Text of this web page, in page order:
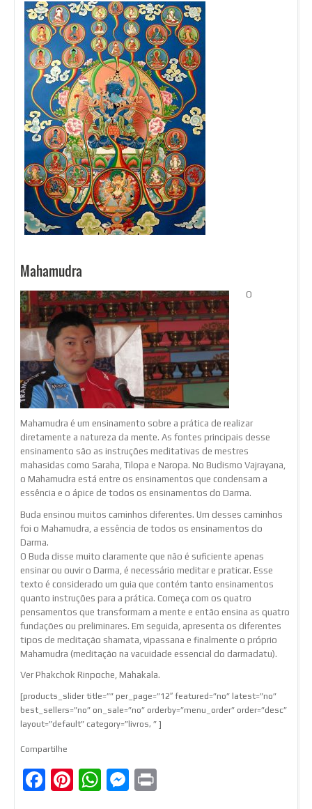
Mahamudra
O
Mahamudra é um ensinamento sobre a prática de realizar
diretamente a natureza da mente. As fontes principais desse
ensinamento são as instruções meditativas de mestres
mahasidas como Saraha, Tilopa e Naropa. No Budismo Vajrayana,
o Mahamudra está entre os ensinamentos que condensam a
essência e o ápice de todos os ensinamentos do Darma.
Buda ensinou muitos caminhos diferentes. Um desses caminhos
foi o Mahamudra, a essência de todos os ensinamentos do
Darma.
O Buda disse muito claramente que não é suficiente apenas
ensinar ou ouvir o Darma, é necessário meditar e praticar. Esse
texto é considerado um guia que contém tanto ensinamentos
quanto instruções para a prática. Começa com os quatro
pensamentos que transformam a mente e então ensina as quatro
fundações ou preliminares. Em seguida, apresenta os diferentes
tipos de meditação shamata, vipassana e finalmente o próprio
Mahamudra (meditação na vacuidade essencial do darmadatu).
Ver Phakchok Rinpoche, Mahakala.
[products_slider title=”” per_page=”12″ featured=”no” latest=”no”
best_sellers=”no” on_sale=”no” orderby=”menu_order” order=”desc”
layout=”default” category=”livros, ” ]
Compartilhe
Facebook
Pinterest
WhatsApp
Messenger